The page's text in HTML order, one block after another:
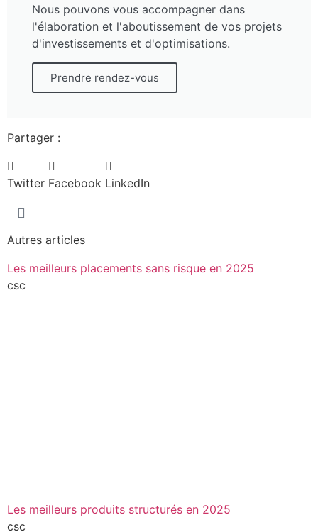
Nous pouvons vous accompagner dans
l'élaboration et l'aboutissement de vos projets
d'investissements et d'optimisations.
Prendre rendez-vous
Partager :
Twitter Facebook LinkedIn
Autres articles
Les meilleurs placements sans risque en 2025
csc
Les meilleurs produits structurés en 2025
csc